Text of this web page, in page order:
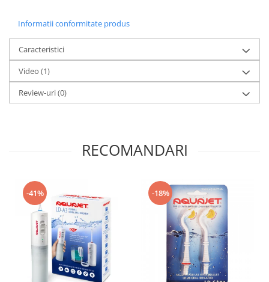
Informatii conformitate produs
Caracteristici
Video (1)
Review-uri(0)
RECOMANDARI
-41% -18%